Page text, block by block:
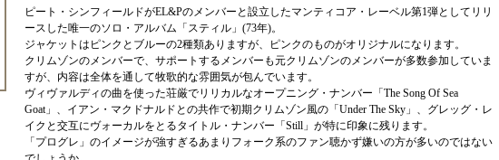
ピート・シンフィールドがEL&Pのメンバーと設立したマンティコア・レーベル第1弾としてリリ
ースした唯一のソロ・アルバム「スティル」(73年)。
ジャケットはピンクとブルーの2種類ありますが、ピンクのものがオリジナルになります。
クリムゾンのメンバーで、サポートするメンバーも元クリムゾンのメンバーが多数参加していま
すが、内容は全体を通して牧歌的な雰囲気が包んでいます。
ヴィヴァルディの曲を使った荘厳でリリカルなオープニング・ナンバー「The Song Of Sea
Goat」、イアン・マクドナルドとの共作で初期クリムゾン風の「Under The Sky」、グレッグ・レ
イクと交互にヴォーカルをとるタイトル・ナンバー「Still」が特に印象に残ります。
「プログレ」のイメージが強すぎるあまりフォーク系のファン聴かず嫌いの方が多いのではない